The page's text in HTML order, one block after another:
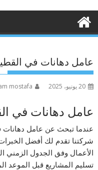
عامل دهانات في القطيف
20 يونيو، 2025 mostafa
عامل دهانات في
عندما تبحث عن عامل دهانات
شركتنا تقدم لك أفضل
الأعمال وفق الجدول الزمني
تسليم المشاريع قبل